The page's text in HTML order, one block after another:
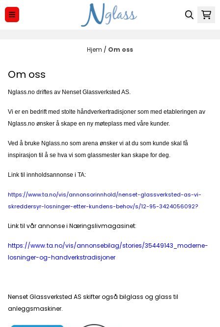
Hopp til innhold
Hjem / Om oss
Om oss
Nglass.no driftes av Nenset Glassverksted AS.
Vi er en bedrift med stolte håndverkertradisjoner som med etableringen av
Nglass.no ønsker å skape en ny møteplass med våre kunder.
Ved å bruke Nglass.no som arena ønsker vi at du som kunde skal få
inspirasjon til å se hva vi som glassmester kan skape for deg.
Link til innholdsannonse i TA:
https://www.ta.no/vis/annonsorinnhold/nenset-glassverksted-as-vi-
skreddersyr-losninger-etter-kundens-behov/s/12-95-3424056092?
Link til vår annonse i Næringslivmagasinet:
https://www.ta.no/vis/annonsebilag/stories/35449143_moderne-
losninger-og-handverkstradisjoner
Nenset Glassverksted AS skifter også bilglass og glass til
anleggsmaskiner.